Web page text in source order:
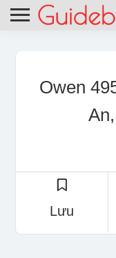
Owen
Lưu